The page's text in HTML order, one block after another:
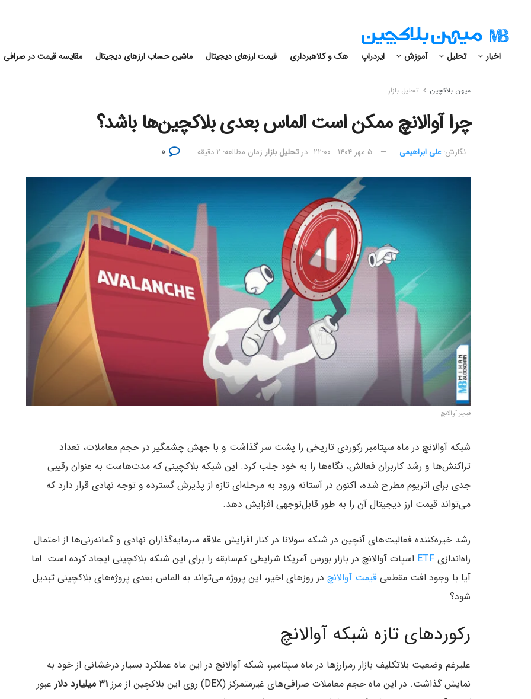
اخبار تحلیل آموزش ایردراپ هک و کلاهبرداری قیمت ارزهای دیجیتال ماشین حساب ارزهای دیجیتال مقایسه قیمت در صرافی
میهن بلاکچین تحلیل بازار
چرا آوالانچ ممکن است الماس بعدی بلاکچین‌ها باشد؟
نگارش:‌ علی ابراهیمی ۵ مهر ۱۴۰۴ - ۲۲:۰۰ در تحلیل بازار زمان مطالعه: ۲ دقیقه
فیچر آوالانچ
شبکه آوالانچ در ماه سپتامبر رکوردی تاریخی را پشت سر گذاشت و با جهش چشمگیر در حجم معاملات، تعداد
تراکنش‌ها و رشد کاربران فعالش، نگاه‌ها را به خود جلب کرد. این شبکه بلاکچینی که مدت‌هاست به عنوان رقیبی
جدی برای اتریوم مطرح شده، اکنون در آستانه ورود به مرحله‌ای تازه از پذیرش گسترده و توجه نهادی قرار دارد که
می‌تواند قیمت ارز دیجیتال آن را به طور قابل‌توجهی افزایش دهد.
رشد خیره‌کننده فعالیت‌های آنچین در شبکه سولانا در کنار افزایش علاقه سرمایه‌گذاران نهادی و گمانه‌زنی‌ها از احتمال
راه‌اندازی ETF اسپات آوالانچ در بازار بورس آمریکا شرایطی کم‌سابقه را برای این شبکه بلاکچینی ایجاد کرده است. اما
آیا با وجود افت مقطعی قیمت آوالانچ در روزهای اخیر، این پروژه می‌تواند به الماس بعدی پروژه‌های بلاکچینی تبدیل
شود؟
رکوردهای تازه شبکه آوالانچ
علیرغم وضعیت بلاتکلیف بازار رمزارزها در ماه سپتامبر، شبکه آوالانچ در این ماه عملکرد بسیار درخشانی از خود به
نمایش گذاشت. در این ماه حجم معاملات صرافی‌های غیرمتمرکز (DEX) روی این بلاکچین از مرز
۳۱ میلیارد دلار
عبور